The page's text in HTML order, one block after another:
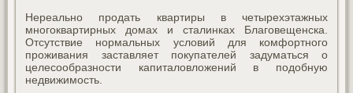
Нереально продать квартиры в четырехэтажных
многоквартирных домах и сталинках Благовещенска.
Отсутствие нормальных условий для комфортного
проживания заставляет покупателей задуматься о
целесообразности капиталовложений в подобную
недвижимость.